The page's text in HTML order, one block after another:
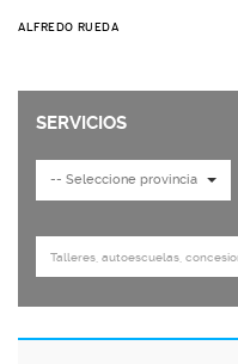
ALFREDO RUEDA